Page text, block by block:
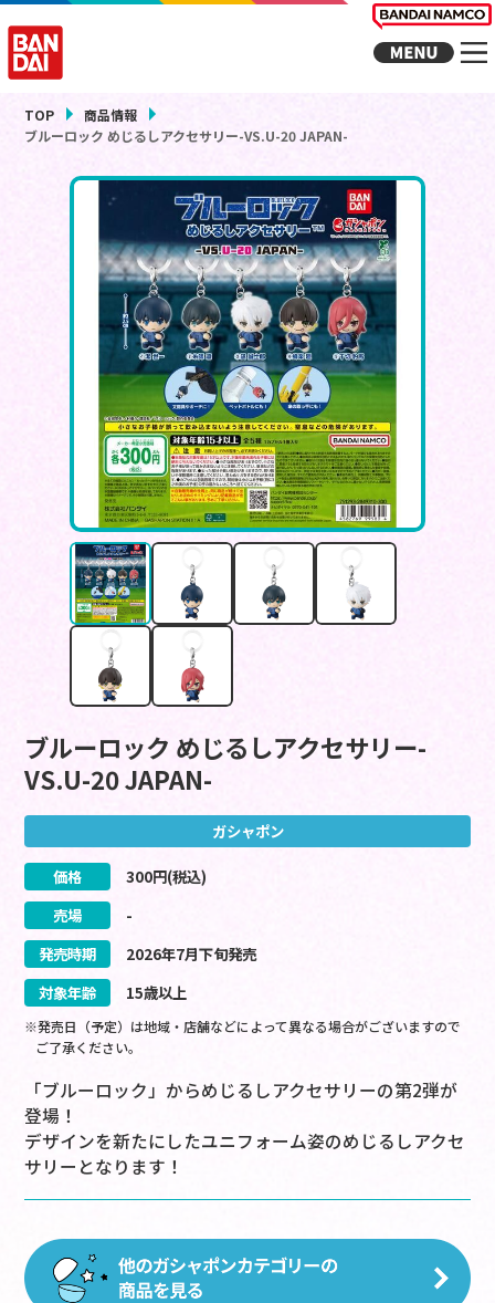
TOP
商品情報
ブルーロック めじるしアクセサリー-VS.U-20 JAPAN-
ブルーロック めじるしアクセサリー-
VS.U-20 JAPAN-
ガシャポン
価格 300円(税込)
売場
-
発売時期
2026年7月下旬発売
対象年齢
15歳以上
※発売日（予定）は地域・店舗などによって異なる場合がございますので
ご了承ください。
「ブルーロック」からめじるしアクセサリーの第2弾が
登場！
デザインを新たにしたユニフォーム姿のめじるしアクセ
サリーとなります！